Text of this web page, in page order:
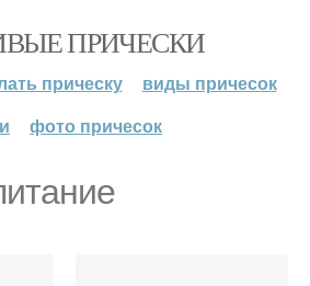
ПРИЧЕСКИ
прическу
виды причесок
фото причесок